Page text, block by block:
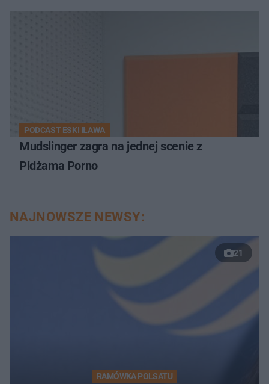
PODCAST ESKI IŁAWA
Mudslinger zagra na jednej scenie z
Pidżama Porno
NAJNOWSZE NEWSY:
21
RAMÓWKA POLSATU